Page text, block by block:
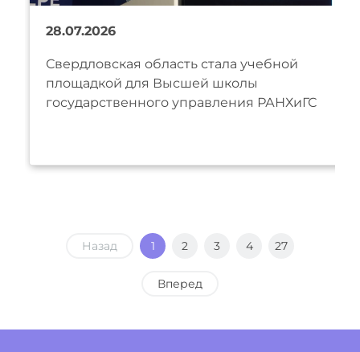
28.07.2026
Свердловская область стала учебной
площадкой для Высшей школы
государственного управления РАНХиГС
Назад 1 2 3 4 27
Вперед